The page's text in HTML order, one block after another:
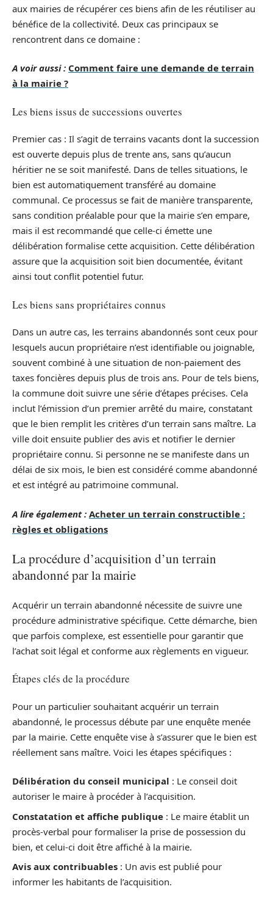
aux mairies de récupérer ces biens afin de les réutiliser au
bénéfice de la collectivité. Deux cas principaux se
rencontrent dans ce domaine :
A voir aussi : Comment faire une demande de terrain
à la mairie ?
Les biens issus de successions ouvertes
Premier cas : Il s’agit de terrains vacants dont la succession
est ouverte depuis plus de trente ans, sans qu’aucun
héritier ne se soit manifesté. Dans de telles situations, le
bien est automatiquement transféré au domaine
communal. Ce processus se fait de manière transparente,
sans condition préalable pour que la mairie s’en empare,
mais il est recommandé que celle-ci émette une
délibération formalise cette acquisition. Cette délibération
assure que la acquisition soit bien documentée, évitant
ainsi tout conflit potentiel futur.
Les biens sans propriétaires connus
Dans un autre cas, les terrains abandonnés sont ceux pour
lesquels aucun propriétaire n’est identifiable ou joignable,
souvent combiné à une situation de non-paiement des
taxes foncières depuis plus de trois ans. Pour de tels biens,
la commune doit suivre une série d’étapes précises. Cela
inclut l’émission d’un premier arrêté du maire, constatant
que le bien remplit les critères d’un terrain sans maître. La
ville doit ensuite publier des avis et notifier le dernier
propriétaire connu. Si personne ne se manifeste dans un
délai de six mois, le bien est considéré comme abandonné
et est intégré au patrimoine communal.
A lire également : Acheter un terrain constructible :
règles et obligations
La procédure d’acquisition d’un terrain
abandonné par la mairie
Acquérir un terrain abandonné nécessite de suivre une
procédure administrative spécifique. Cette démarche, bien
que parfois complexe, est essentielle pour garantir que
l’achat soit légal et conforme aux règlements en vigueur.
Étapes clés de la procédure
Pour un particulier souhaitant acquérir un terrain
abandonné, le processus débute par une enquête menée
par la mairie. Cette enquête vise à s’assurer que le bien est
réellement sans maître. Voici les étapes spécifiques :
Délibération du conseil municipal : Le conseil doit
autoriser le maire à procéder à l’acquisition.
Constatation et affiche publique : Le maire établit un
procès-verbal pour formaliser la prise de possession du
bien, et celui-ci doit être affiché à la mairie.
Avis aux contribuables : Un avis est publié pour
informer les habitants de l’acquisition.